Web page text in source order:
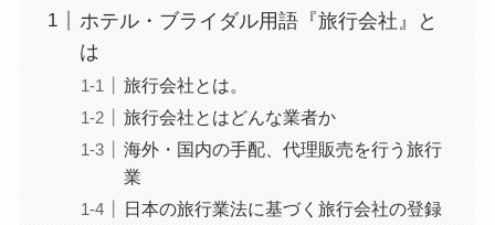
ホテル・ブライダル用語『旅行会社』と
は
旅行会社とは。
旅行会社とはどんな業者か
海外・国内の手配、代理販売を行う旅行
業
日本の旅行業法に基づく旅行会社の登録